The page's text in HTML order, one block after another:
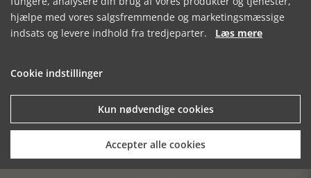
Historisk festival i Faaborg
FOBURGH Faaborg Internationale Historie Festival 2026 30.
oktober - 1. november 2026
hjælpe med vores salgsfremmende og marketingsmæssige
indsats og levere indhold fra tredjeparter. Læs mere
Cookie indstillinger
Kun nødvendige cookies
Accepter alle cookies